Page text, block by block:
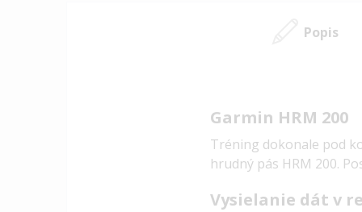
Popis
Garmin HRM 200
Tréning dokonale pod
hrudný pás HRM 200.
Vysielanie dát v